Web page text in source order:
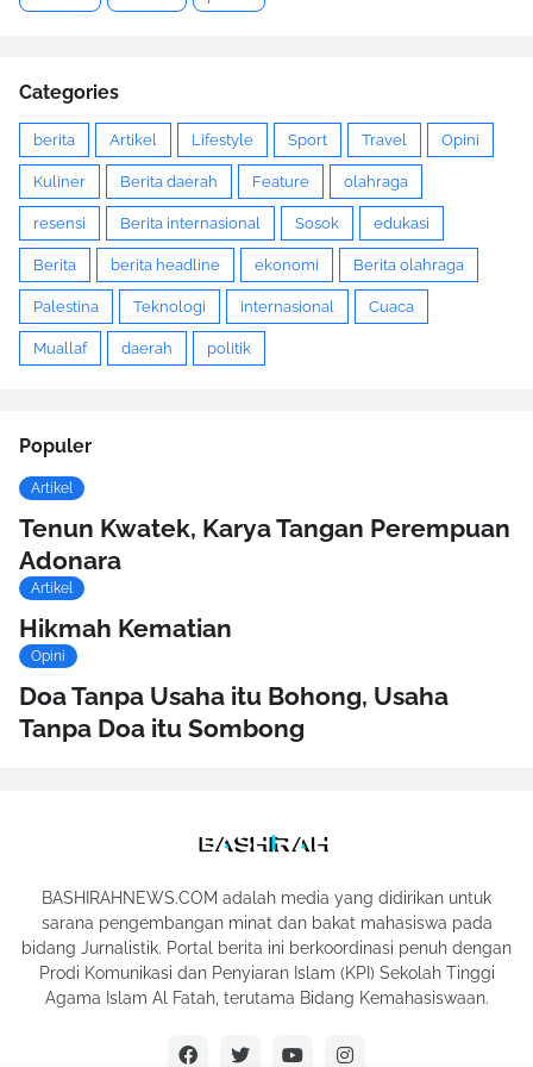
Categories
berita Artikel Lifestyle Sport Travel Opini
Kuliner Berita daerah Feature olahraga
resensi Berita internasional Sosok edukasi
Berita berita headline ekonomi Berita olahraga
Palestina Teknologi internasional Cuaca
Muallaf daerah politik
Populer
Artikel
Tenun Kwatek, Karya Tangan Perempuan
Adonara
Artikel
Hikmah Kematian
Opini
Doa Tanpa Usaha itu Bohong, Usaha
Tanpa Doa itu Sombong
BASHIRAHNEWS.COM adalah media yang didirikan untuk
sarana pengembangan minat dan bakat mahasiswa pada
bidang Jurnalistik. Portal berita ini berkoordinasi penuh dengan
Prodi Komunikasi dan Penyiaran Islam (KPI) Sekolah Tinggi
Agama Islam Al Fatah, terutama Bidang Kemahasiswaan.